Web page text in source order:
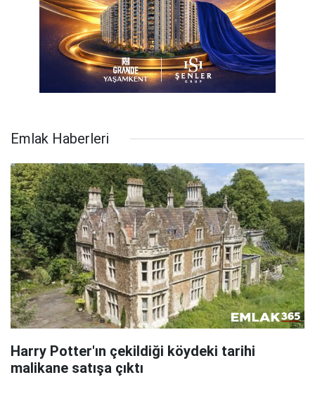
Emlak Haberleri
Harry Potter'ın çekildiği köydeki tarihi
malikane satışa çıktı